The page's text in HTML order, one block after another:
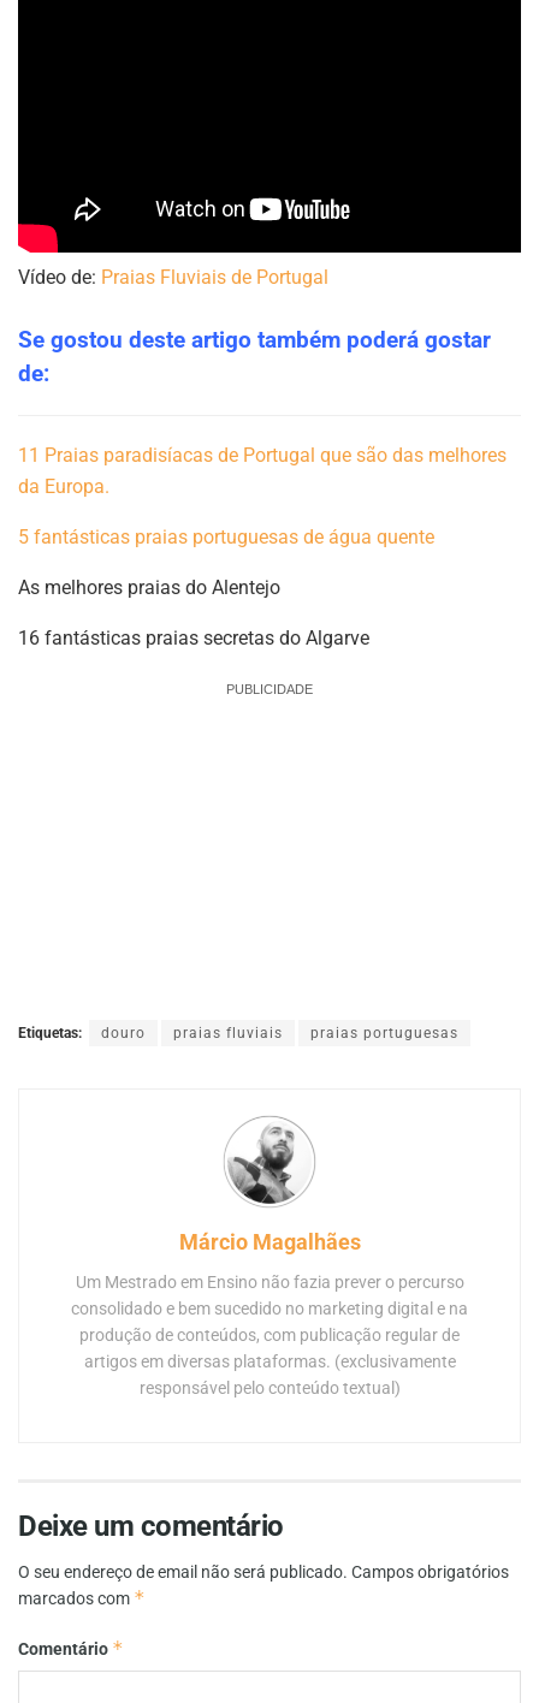
Vídeo de: Praias Fluviais de Portugal
Se gostou deste artigo também poderá gostar
de:
11 Praias paradisíacas de Portugal que são das melhores
da Europa.
5 fantásticas praias portuguesas de água quente
As melhores praias do Alentejo
16 fantásticas praias secretas do Algarve
PUBLICIDADE
Etiquetas: douro praias fluviais praias portuguesas
Márcio Magalhães
Um Mestrado em Ensino não fazia prever o percurso
consolidado e bem sucedido no marketing digital e na
produção de conteúdos, com publicação regular de
artigos em diversas plataformas. (exclusivamente
responsável pelo conteúdo textual)
Deixe um comentário
O seu endereço de email não será publicado. Campos obrigatórios
marcados com *
Comentário *